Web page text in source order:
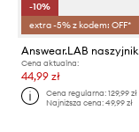
-10%
extra -5% z kodem: OFF*
Answear.LAB naszyjnik
Cena aktualna:
44,99 zł
Cena regularna:129,99 zł
Najniższa cena:49,99 zł